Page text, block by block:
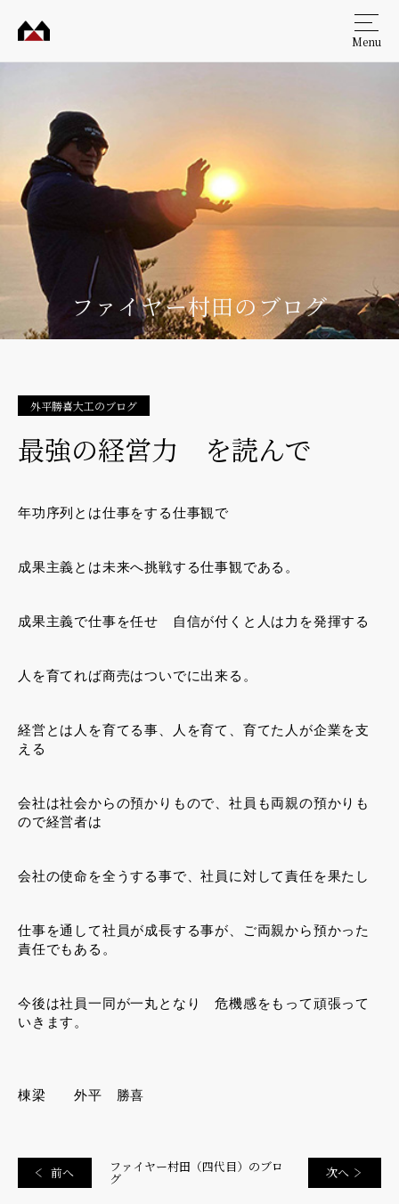
工務
Menu
ファイヤー村田のブログ
外平勝喜大工のブログ
最強の経営力 を読んで
年功序列とは仕事をする仕事観で
成果主義とは未来へ挑戦する仕事観である。
成果主義で仕事を任せ 自信が付くと人は力を発揮する
人を育てれば商売はついでに出来る。
経営とは人を育てる事、人を育て、育てた人が企業を支
える
会社は社会からの預かりもので、社員も両親の預かりも
ので経営者は
会社の使命を全うする事で、社員に対して責任を果たし
仕事を通して社員が成長する事が、ご両親から預かった
責任でもある。
今後は社員一同が一丸となり 危機感をもって頑張って
いきます。
棟梁 外平 勝喜
前へ ファイヤー村田（四代目）のブロ
グ 次へ